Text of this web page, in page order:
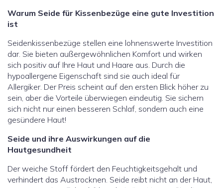
Warum Seide für Kissenbezüge eine gute Investition
ist
Seidenkissenbezüge stellen eine lohnenswerte Investition
dar. Sie bieten außergewöhnlichen Komfort und wirken
sich positiv auf Ihre Haut und Haare aus. Durch die
hypoallergene Eigenschaft sind sie auch ideal für
Allergiker. Der Preis scheint auf den ersten Blick höher zu
sein, aber die Vorteile überwiegen eindeutig. Sie sichern
sich nicht nur einen besseren Schlaf, sondern auch eine
gesündere Haut!
Seide und ihre Auswirkungen auf die
Hautgesundheit
Der weiche Stoff fördert den Feuchtigkeitsgehalt und
verhindert das Austrocknen. Seide reibt nicht an der Haut,